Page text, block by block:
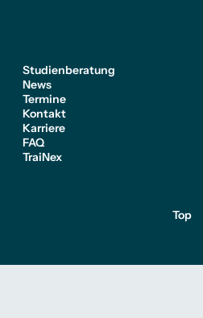
Studienberatung
News
Termine
Kontakt
Karriere
FAQ
TraiNex
Top